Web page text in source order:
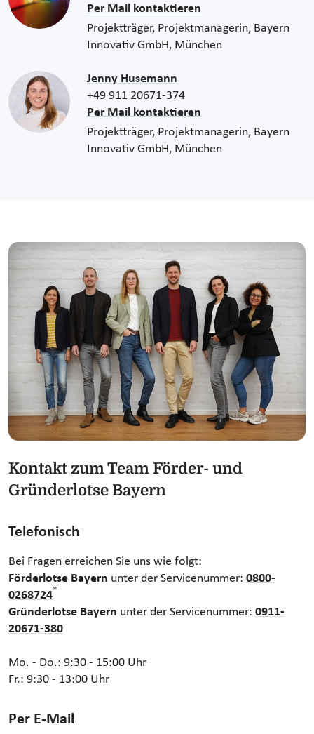
Per Mail kontaktieren
Projektträger, Projektmanagerin, Bayern
Innovativ GmbH, München
Jenny Husemann
+49 911 20671-374
Per Mail kontaktieren
Projektträger, Projektmanagerin, Bayern
Innovativ GmbH, München
Kontakt zum Team Förder- und
Gründerlotse Bayern
Telefonisch
Bei Fragen erreichen Sie uns wie folgt:
Förderlotse Bayern unter der Servicenummer: 0800-
0268724*
Gründerlotse Bayern unter der Servicenummer: 0911-
20671-380
Mo. - Do.: 9:30 - 15:00 Uhr
Fr.: 9:30 - 13:00 Uhr
Per E-Mail